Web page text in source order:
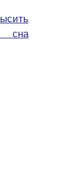
сна